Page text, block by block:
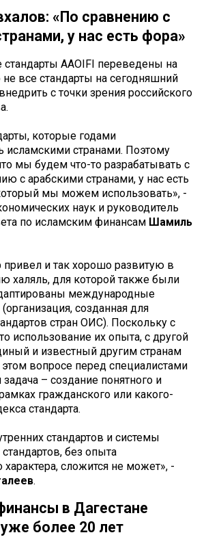
«По сравнению с
у нас есть фора»
AAOIFI переведены на
все стандарты на сегодняшний
с точки зрения российского
которые годами
исламскими странами. Поэтому
мы будем что-то разрабатывать с
с арабскими странами, у нас есть
мы можем использовать», -
наук и руководитель
по исламским финансам Шамиль
и так хорошо развитую в
халяль, для которой также были
международные
созданная для
стран ОИС). Поскольку с
использование их опыта, с другой
и известный другим странам
вопросе перед специалистами
задача – создание понятного и
гражданского или какого-
стандарта.
стандартов и системы
без опыта
сложится не может», -
.
в Дагестане
более 20 лет